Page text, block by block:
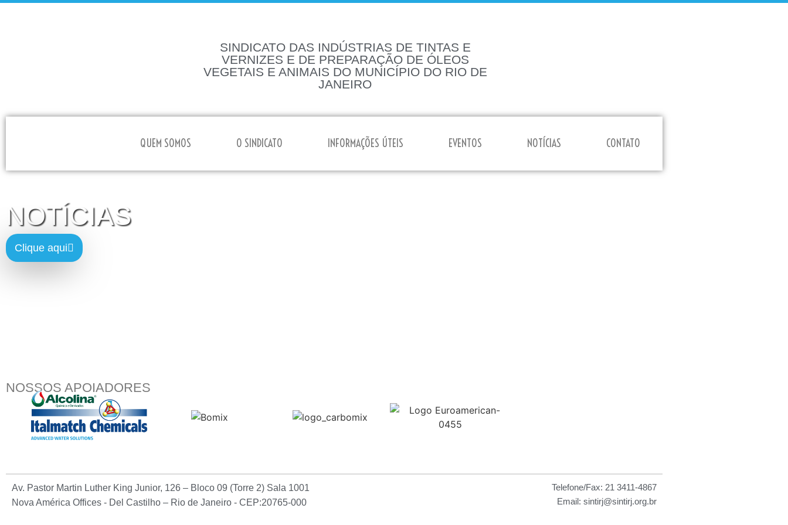
SINDICATO DAS INDÚSTRIAS DE TINTAS E
VERNIZES E DE PREPARAÇÃO DE ÓLEOS
VEGETAIS E ANIMAIS DO MUNICÍPIO DO RIO DE
JANEIRO
QUEM SOMOS O SINDICATO INFORMAÇÕES ÚTEIS EVENTOS NOTÍCIAS CONTATO
NOTÍCIAS
Clique aqui
NOSSOS APOIADORES
Av. Pastor Martin Luther King Junior, 126 – Bloco 09 (Torre 2) Sala 1001
Nova América Offices - Del Castilho – Rio de Janeiro - CEP:20765-000
Telefone/Fax: 21 3411-4867
Email: sintirj@sintirj.org.br